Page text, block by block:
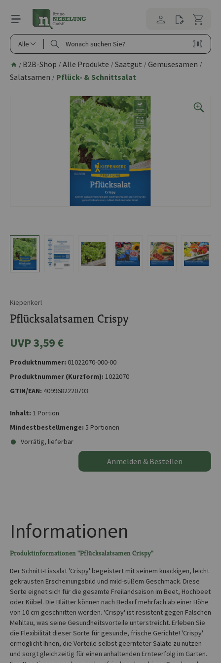
springen
Alle
/ B2B-Shop / Alle Produkte / Saatgut / Gemüsesamen /
Salatsamen / Pflück- & Schnittsalat
Kiepenkerl
Pflücksalatsamen Crispy
UVP 3,59 €
Produktnummer: 01022070-000-00
Produktnummer (Kurzform): 1022070
GTIN/EAN: 4099682220703
Inhalt: 1 Portion
Mindestbestellmenge: 5 Portionen
Vorrätig, lieferbar
Anmelden & Bestellen
Informationen
Produktinformationen "Pflücksalatsamen Crispy"
Der Schnitt-Eissalat 'Crispy' begeistert mit seinem knackigen, leicht
gekrausten Erscheinungsbild und mild-süßem Geschmack. Diese
Sorte eignet sich für die gesamte Freilandsaison im Beet, Hochbeet
oder Kübel. Die Blätter können nach Bedarf mehrfach ab einer Höhe
von 10 cm geschnitten werden. 'Crispy' ist resistent gegen Falschen
Mehltau, was seine Gesundheitsvorteile unterstreicht. Erleben Sie
die Flexibilität dieser Sorte für gesunde, frische Gerichte! 'Crispy'
ermöglicht Ihnen, die Vorteile selbst geernteter Salate zu nutzen
und sorgt gleichzeitig für einen anhaltenden Ernteerfolg im Garten.